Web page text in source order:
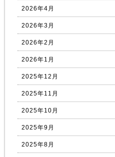
2026年4月
2026年3月
2026年2月
2026年1月
2025年12月
2025年11月
2025年10月
2025年9月
2025年8月